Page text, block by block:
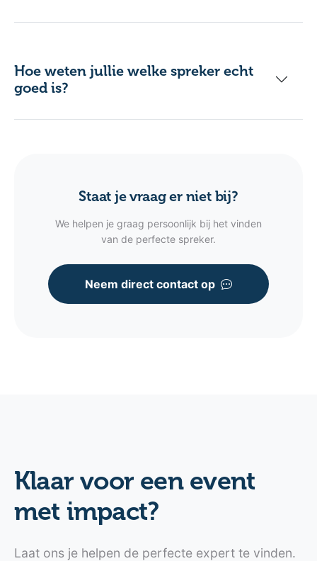
Hoe weten jullie welke spreker echt
goed is?
Staat je vraag er niet bij?
We helpen je graag persoonlijk bij het vinden
van de perfecte spreker.
Neem direct contact op
Klaar voor een event
met impact?
Laat ons je helpen de perfecte expert te vinden.